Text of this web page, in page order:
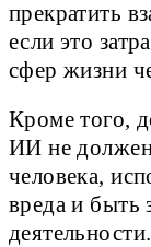
прекратить
если это
сфер жизни
Кроме того,
ИИ не
человека,
вреда и быть